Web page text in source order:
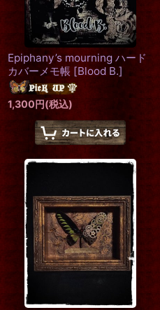
Epiphany’s mourning ハード
カバーメモ帳 [Blood B.]
1,300円(税込)